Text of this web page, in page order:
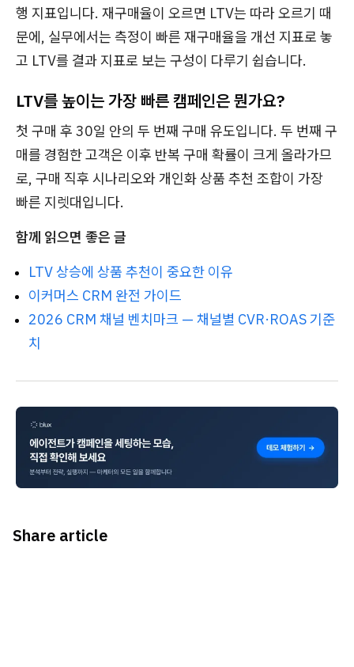
행 지표입니다. 재구매율이 오르면 LTV는 따라 오르기 때
문에, 실무에서는 측정이 빠른 재구매율을 개선 지표로 놓
고 LTV를 결과 지표로 보는 구성이 다루기 쉽습니다.
LTV를 높이는 가장 빠른 캠페인은 뭔가요?
첫 구매 후 30일 안의 두 번째 구매 유도입니다. 두 번째 구
매를 경험한 고객은 이후 반복 구매 확률이 크게 올라가므
로, 구매 직후 시나리오와 개인화 상품 추천 조합이 가장
빠른 지렛대입니다.
함께 읽으면 좋은 글
LTV 상승에 상품 추천이 중요한 이유
이커머스 CRM 완전 가이드
2026 CRM 채널 벤치마크 — 채널별 CVR·ROAS 기준
치
Share article